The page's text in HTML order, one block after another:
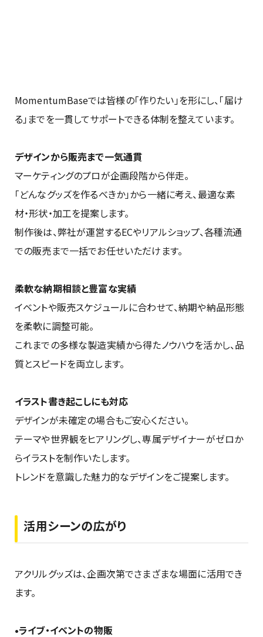
MomentumBaseでは皆様の「作りたい」を形にし、「届け
る」までを一貫してサポートできる体制を整えています。
デザインから販売まで一気通貫
マーケティングのプロが企画段階から伴走。
「どんなグッズを作るべきか」から一緒に考え、最適な素
材・形状・加工を提案します。
制作後は、弊社が運営するECやリアルショップ、各種流通
での販売まで一括でお任せいただけます。
柔軟な納期相談と豊富な実績
イベントや販売スケジュールに合わせて、納期や納品形態
を柔軟に調整可能。
これまでの多様な製造実績から得たノウハウを活かし、品
質とスピードを両立します。
イラスト書き起こしにも対応
デザインが未確定の場合もご安心ください。
テーマや世界観をヒアリングし、専属デザイナーがゼロか
らイラストを制作いたします。
トレンドを意識した魅力的なデザインをご提案します。
活用シーンの広がり
アクリルグッズは、企画次第でさまざまな場面に活用でき
ます。
•ライブ・イベントの物販